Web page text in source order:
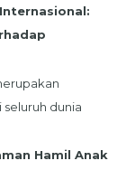
dunia
Hamil Anak